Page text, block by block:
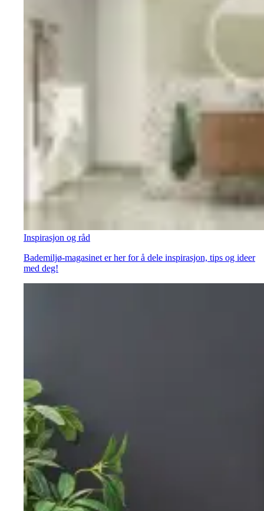
Inspirasjon og råd
Bademiljø-magasinet er her for å dele inspirasjon, tips og ideer
med deg!